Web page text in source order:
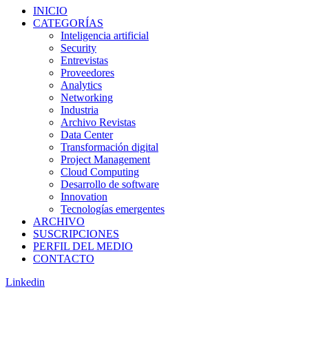
INICIO
CATEGORÍAS
Inteligencia artificial
Security
Entrevistas
Proveedores
Analytics
Networking
Industria
Archivo Revistas
Data Center
Transformación digital
Project Management
Cloud Computing
Desarrollo de software
Innovation
Tecnologías emergentes
ARCHIVO
SUSCRIPCIONES
PERFIL DEL MEDIO
CONTACTO
Linkedin